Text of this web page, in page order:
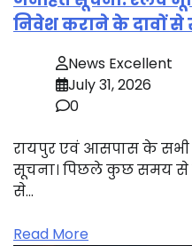
निवेश कराने के दावों से
News Excellent
July 31, 2026
0
रायपुर एवं आसपास के सभी
सूचना। पिछले कुछ समय से
से…
Read More